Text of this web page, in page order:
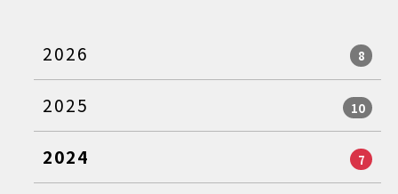
2026 8
2025 10
2024 7